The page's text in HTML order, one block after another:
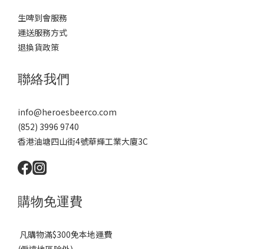
生啤到會服務
運送服務方式
退換貨政策
聯絡我們
info@heroesbeerco.com
(852) 3996 9740
香港油塘四山街4號華輝工業大廈3C
購物免運費
凡購物滿$300免本地運費